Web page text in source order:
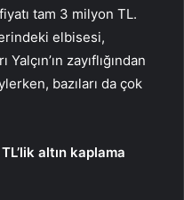
tam 3 milyon TL.
elbisesi,
zayıflığından
bazıları da çok
altın kaplama